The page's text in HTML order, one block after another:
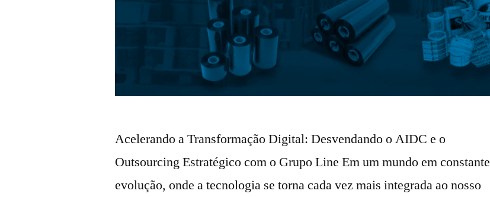
Acelerando a Transformação Digital: Desvendando o AIDC e o
Outsourcing Estratégico com o Grupo Line Em um mundo em constante
evolução, onde a tecnologia se torna cada vez mais integrada ao nosso